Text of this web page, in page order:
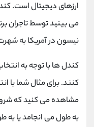
ارزهای دیجیتال است.
می بینید توسط تاجران
نیسون در آمریکا به
کندل ها با توجه به
کنند. برای مثال شما با
به طول می انجامد یا به